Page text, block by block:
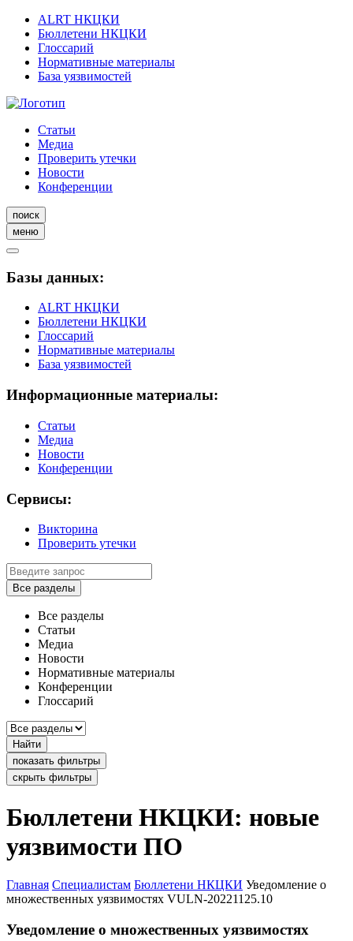
ALRT НКЦКИ
Бюллетени НКЦКИ
Глоссарий
Нормативные материалы
База уязвимостей
Статьи
Медиа
Проверить утечки
Новости
Конференции
поиск
меню
Базы данных:
ALRT НКЦКИ
Бюллетени НКЦКИ
Глоссарий
Нормативные материалы
База уязвимостей
Информационные материалы:
Статьи
Медиа
Новости
Конференции
Сервисы:
Викторина
Проверить утечки
Все разделы
Все разделы
Статьи
Медиа
Новости
Нормативные материалы
Конференции
Глоссарий
Найти
показать фильтры
скрыть фильтры
Бюллетени НКЦКИ: новые
уязвимости ПО
Главная Специалистам Бюллетени НКЦКИ Уведомление о
множественных уязвимостях VULN-20221125.10
Уведомление о множественных уязвимостях